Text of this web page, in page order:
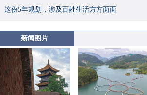
这份5年规划，涉及百姓生活方方面面
新闻图片